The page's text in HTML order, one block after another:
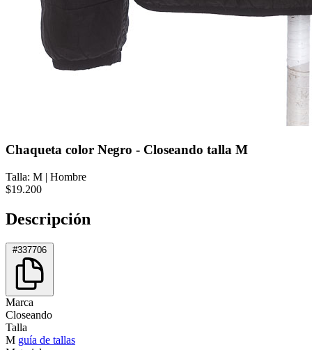
Chaqueta color Negro - Closeando talla M
Talla: M | Hombre
$19.200
Descripción
#337706
Marca
Closeando
Talla
M guía de tallas